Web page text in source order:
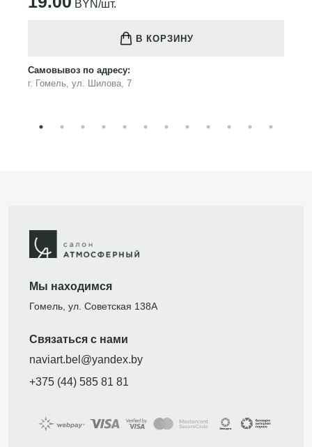
BYN/шт.
В КОРЗИНУ
Самовывоз по адресу:
г. Гомель, ул. Шилова, 7
Мы находимся
Гомель, ул. Советская 138А
Связаться с нами
naviart.bel@yandex.by
+375 (44) 585 81 81